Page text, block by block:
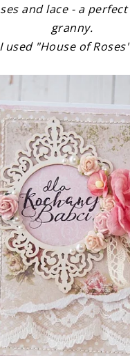
and lace - a
granny.
used "House of